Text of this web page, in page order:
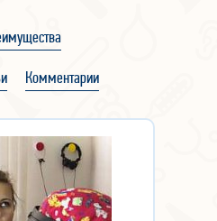
Комментарии